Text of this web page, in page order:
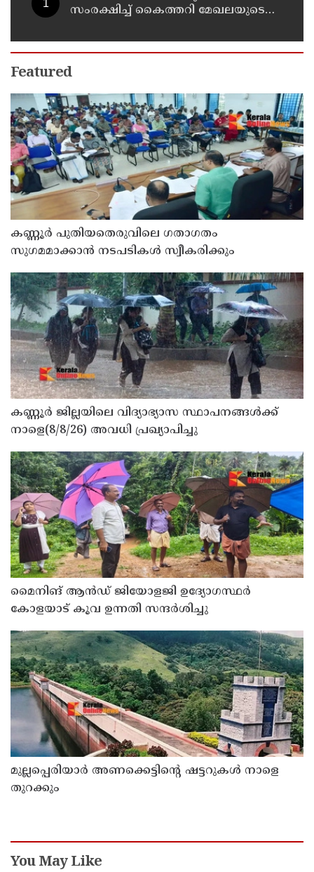
സംരക്ഷിച്ച് കൈത്തറി മേഖലയുടെ
ഡെപ്യൂട്ടി സ്പീക്കർ ഷാനിമോൾ
ഉസ്മാൻ
Featured
കണ്ണൂർ പുതിയതെരുവിലെ ഗതാഗതം
സുഗമമാക്കാന്‍ നടപടികള്‍ സ്വീകരിക്കും
കണ്ണൂർ ജില്ലയിലെ വിദ്യാഭ്യാസ സ്ഥാപനങ്ങള്‍ക്ക്
നാളെ(8/8/26) അവധി പ്രഖ്യാപിച്ചു
മൈനിങ് ആൻഡ്​ ജിയോളജി ഉദ്യോഗസ്ഥർ
കോളയാട് കൂവ ഉന്നതി സന്ദർശിച്ചു
മുല്ലപ്പെരിയാർ അണക്കെട്ടിന്റെ ഷട്ടറുകൾ നാളെ
തുറക്കും
You May Like